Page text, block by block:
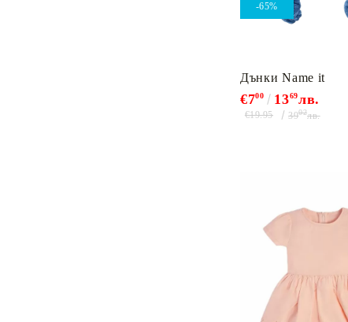
-65%
Дънки Name it
€700 1369лв.
€19.95 3902лв.